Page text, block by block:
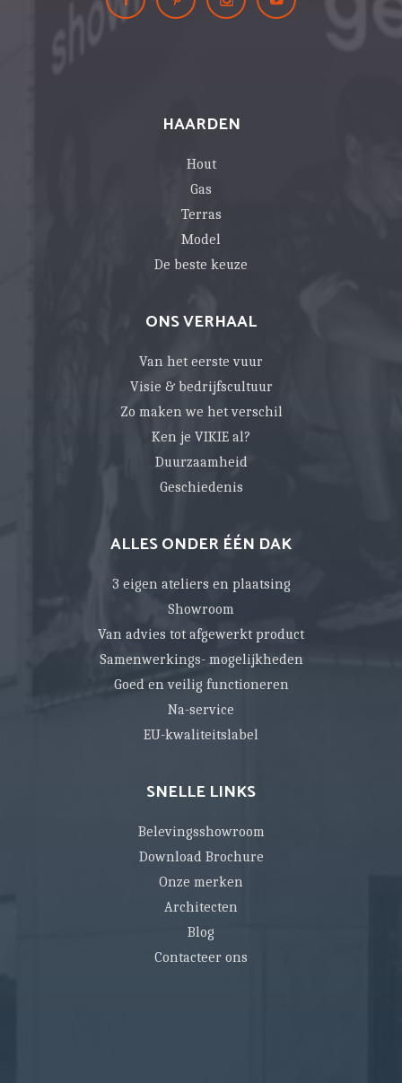
HAARDEN
Hout
Gas
Terras
Model
De beste keuze
ONS VERHAAL
Van het eerste vuur
Visie & bedrijfscultuur
Zo maken we het verschil
Ken je VIKIE al?
Duurzaamheid
Geschiedenis
ALLES ONDER ÉÉN DAK
3 eigen ateliers en plaatsing
Showroom
Van advies tot afgewerkt product
Samenwerkings- mogelijkheden
Goed en veilig functioneren
Na-service
EU-kwaliteitslabel
SNELLE LINKS
Belevingsshowroom
Download Brochure
Onze merken
Architecten
Blog
Contacteer ons